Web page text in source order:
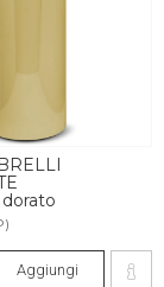
Aggiungi